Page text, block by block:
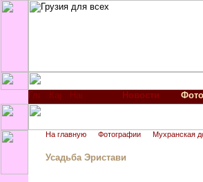
Новости
На главную Фотографии Мухранская
Усадьба Эристави